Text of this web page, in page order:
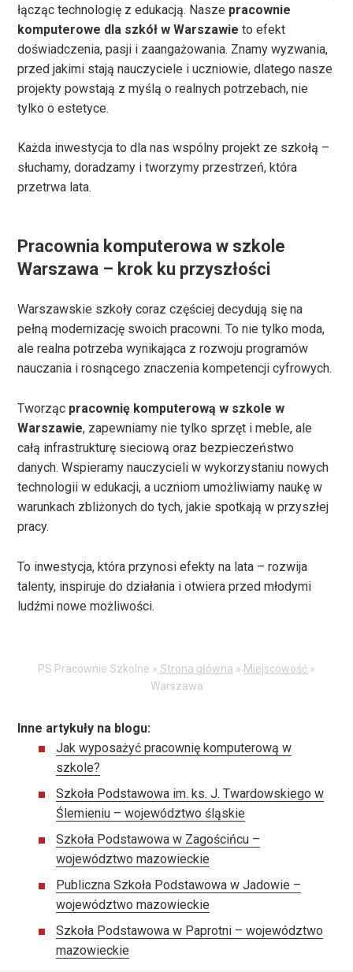
łącząc technologię z edukacją. Nasze pracownie
komputerowe dla szkół w Warszawie to efekt
doświadczenia, pasji i zaangażowania. Znamy wyzwania,
przed jakimi stają nauczyciele i uczniowie, dlatego nasze
projekty powstają z myślą o realnych potrzebach, nie
tylko o estetyce.
Każda inwestycja to dla nas wspólny projekt ze szkołą –
słuchamy, doradzamy i tworzymy przestrzeń, która
przetrwa lata.
Pracownia komputerowa w szkole
Warszawa – krok ku przyszłości
Warszawskie szkoły coraz częściej decydują się na
pełną modernizację swoich pracowni. To nie tylko moda,
ale realna potrzeba wynikająca z rozwoju programów
nauczania i rosnącego znaczenia kompetencji cyfrowych.
Tworząc pracownię komputerową w szkole w
Warszawie, zapewniamy nie tylko sprzęt i meble, ale
całą infrastrukturę sieciową oraz bezpieczeństwo
danych. Wspieramy nauczycieli w wykorzystaniu nowych
technologii w edukacji, a uczniom umożliwiamy naukę w
warunkach zbliżonych do tych, jakie spotkają w przyszłej
pracy.
To inwestycja, która przynosi efekty na lata – rozwija
talenty, inspiruje do działania i otwiera przed młodymi
ludźmi nowe możliwości.
PS Pracownie Szkolne » Strona główna » Miejscowość »
Warszawa
Inne artykuły na blogu:
Jak wyposażyć pracownię komputerową w
szkole?
Szkoła Podstawowa im. ks. J. Twardowskiego w
Ślemieniu – województwo śląskie
Szkoła Podstawowa w Zagościńcu –
województwo mazowieckie
Publiczna Szkoła Podstawowa w Jadowie –
województwo mazowieckie
Szkoła Podstawowa w Paprotni – województwo
mazowieckie